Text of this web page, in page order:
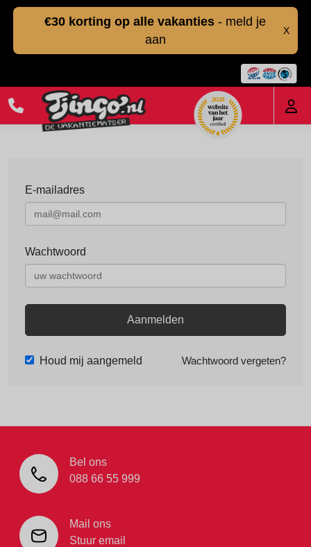
€30 korting op alle vakanties - meld je
aan
X
E-mailadres
Wachtwoord
Aanmelden
Houd mij aangemeld Wachtwoord vergeten?
Bel ons
088 66 55 999
Mail ons
Stuur email